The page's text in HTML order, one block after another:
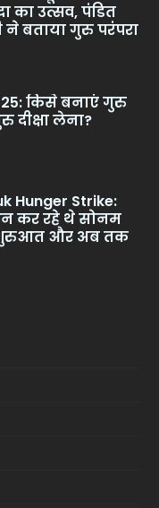
का उत्सव, पंडित
ने बताया गुरु परंपरा
किसे बनाएं गुरु
दीक्षा लेना?
Hunger Strike:
कर रहे थे सोनम
और अब तक